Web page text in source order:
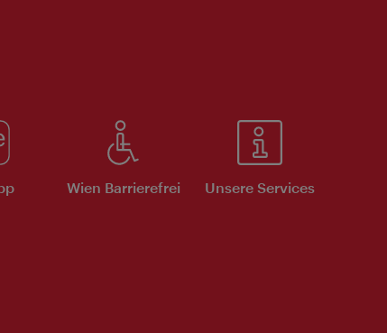
Wien Barrierefrei Unsere Services